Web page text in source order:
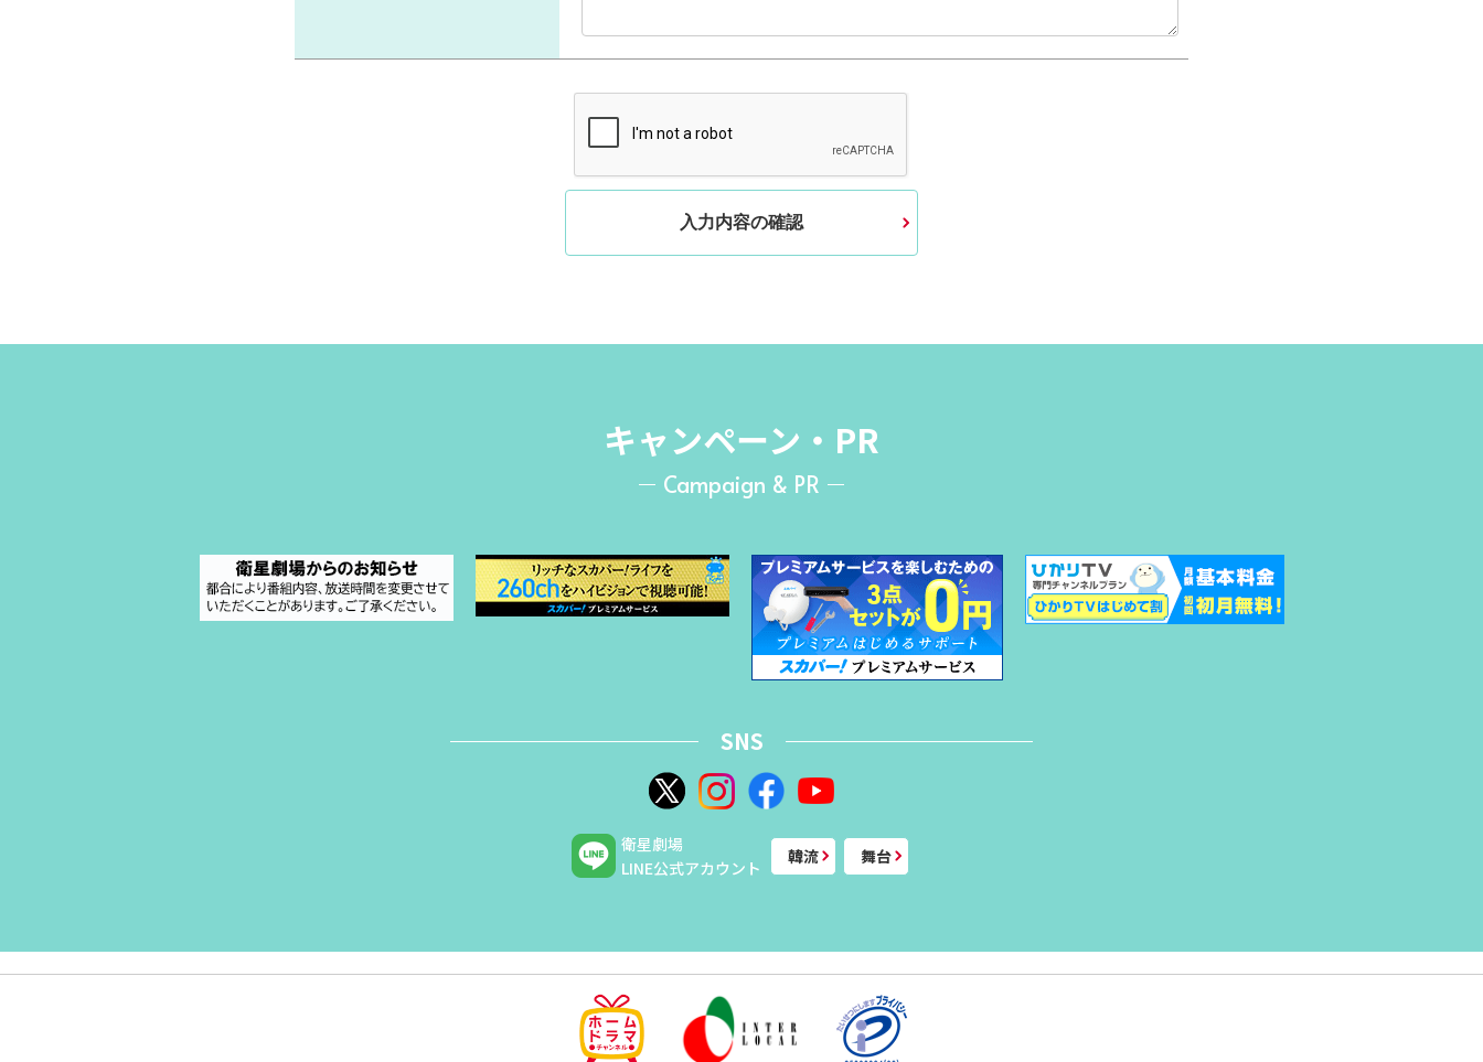
入力内容の確認
キャンペーン・PR
Campaign & PR
SNS
衛星劇場
LINE公式アカウント
韓流 舞台